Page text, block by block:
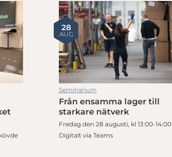
28
AUG
Seminarium
Från ensamma lager till
starkare nätverk
Fredag den 28 augusti, kl 13:00-14:00
Digitalt via Teams
för elektronikföretag
för elektronikföretag